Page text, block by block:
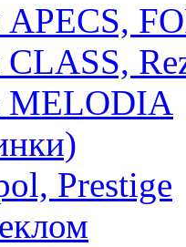
APECS,
CLASS,
MELODIA
Prestige